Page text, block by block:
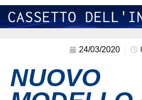
Home
Eventi
Archivio
24/03/2020
NUOVO